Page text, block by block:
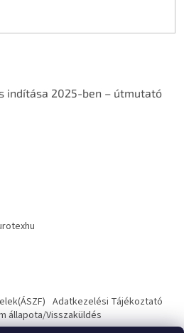
indítása 2025-ben – útmutató
Adatkezelési Tájékoztató
állapota/Visszaküldés